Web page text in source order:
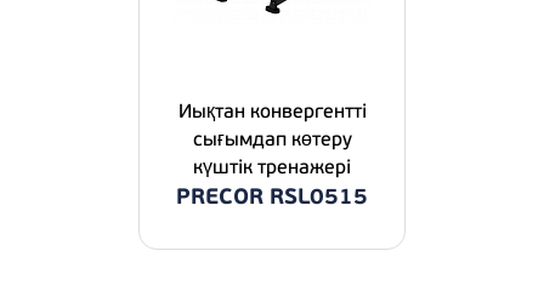
Иықтан конвергентті
сығымдап көтеру
күштік тренажері
PRECOR RSL0515